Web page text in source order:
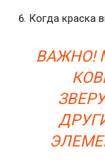
Когда краска
ВАЖНО!